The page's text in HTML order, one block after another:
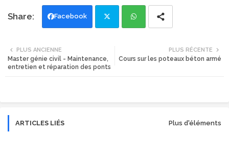
Facebook
tte ats
PLUS RÉCENTE
Cours sur les poteaux béton armé
PLUS ANCIENNE
Master génie civil - Maintenance,
entretien et réparation des ponts
ARTICLES LIÉS Plus d'éléments